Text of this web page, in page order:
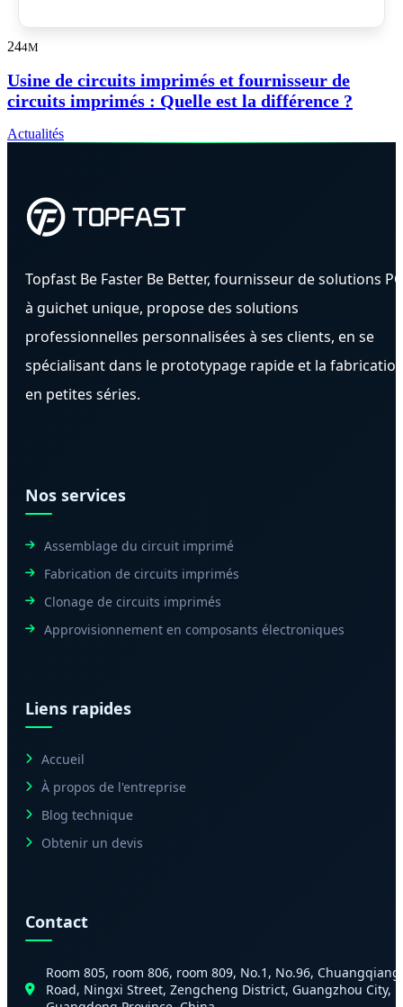
244M
Usine de circuits imprimés et fournisseur de
circuits imprimés : Quelle est la différence ?
Actualités
Topfast Be Faster Be Better, fournisseur de solutions
à guichet unique, propose des solutions
professionnelles personnalisées à ses clients, en se
spécialisant dans le prototypage rapide et la
en petites séries.
Nos services
Assemblage du circuit imprimé
Fabrication de circuits imprimés
Clonage de circuits imprimés
Approvisionnement en composants électroniques
Liens rapides
Accueil
À propos de l'entreprise
Blog technique
Obtenir un devis
Contact
Room 805, room 806, room 809, No.1, No.96, Chuangqiang
Road, Ningxi Street, Zengcheng District, Guangzhou City,